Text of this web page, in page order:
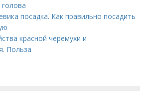
посадка. Как правильно посадить
красной черемухи и
Польза